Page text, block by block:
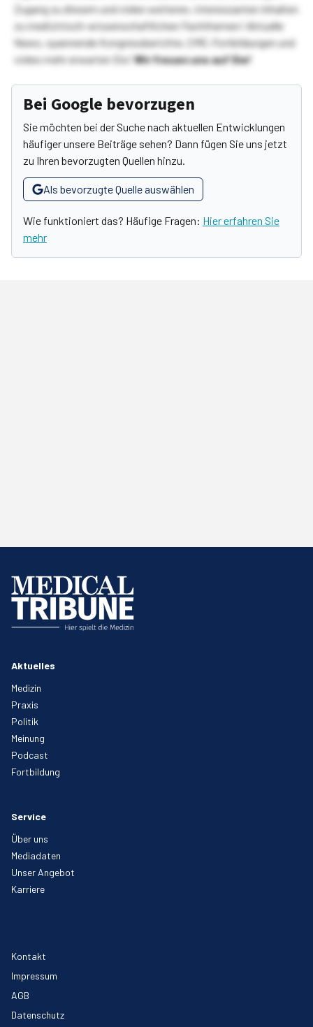
Zugang zu diesem und vielen weiteren, interessanten Inhalten
zu medizinisch-wissenschaftlichen Fachthemen! Aktuelle
News, spannende Kongressberichte, CME-Fortbildungen und
vieles mehr erwarten Sie!Wir freuen uns auf Sie!
Bei Google bevorzugen
Sie möchten bei der Suche nach aktuellen Entwicklungen
häufiger unsere Beiträge sehen? Dann fügen Sie uns jetzt
zu Ihren bevorzugten Quellen hinzu.
Als bevorzugte Quelle auswählen
Wie funktioniert das? Häufige Fragen: Hier erfahren Sie
mehr
Aktuelles
Medizin
Praxis
Politik
Meinung
Podcast
Fortbildung
Service
Über uns
Mediadaten
Unser Angebot
Karriere
Kontakt
Impressum
AGB
Datenschutz